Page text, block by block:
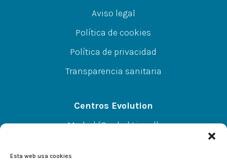
Esta web usa cookies
Aviso legal
Política de cookies
Política de privacidad
Transparencia sanitaria
Centros Evolution
Madrid (Ciudad Lineal)